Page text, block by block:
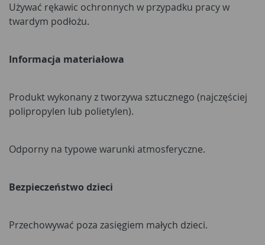
Używać rękawic ochronnych w przypadku pracy w
twardym podłożu.
Informacja materiałowa
Produkt wykonany z tworzywa sztucznego (najczęściej
polipropylen lub polietylen).
Odporny na typowe warunki atmosferyczne.
Bezpieczeństwo dzieci
Przechowywać poza zasięgiem małych dzieci.